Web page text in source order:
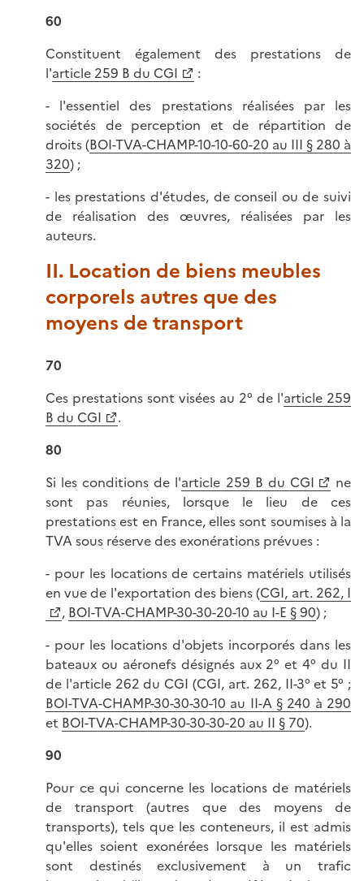
60
Constituent également des prestations de
l'article 259 B du CGI
:
- l'essentiel des prestations réalisées par les
sociétés de perception et de répartition de
droits (BOI-TVA-CHAMP-10-10-60-20 au III § 280 à
320) ;
- les prestations d'études, de conseil ou de suivi
de réalisation des œuvres, réalisées par les
auteurs.
II. Location de biens meubles
corporels autres que des
moyens de transport
70
Ces prestations sont visées au 2° de l'article 259
B du CGI
.
80
Si les conditions de l'article 259 B du CGI
ne
sont pas réunies, lorsque le lieu de ces
prestations est en France, elles sont soumises à la
TVA sous réserve des exonérations prévues :
- pour les locations de certains matériels utilisés
en vue de l'exportation des biens (CGI, art. 262, I
, BOI-TVA-CHAMP-30-30-20-10 au I-E § 90) ;
- pour les locations d'objets incorporés dans les
bateaux ou aéronefs désignés aux 2° et 4° du II
de l'article 262 du CGI (CGI, art. 262, II-3° et 5° ;
BOI-TVA-CHAMP-30-30-30-10 au II-A § 240 à 290
et BOI-TVA-CHAMP-30-30-30-20 au II § 70).
90
Pour ce qui concerne les locations de matériels
de transport (autres que des moyens de
transports), tels que les conteneurs, il est admis
qu'elles soient exonérées lorsque les matériels
sont destinés exclusivement à un trafic